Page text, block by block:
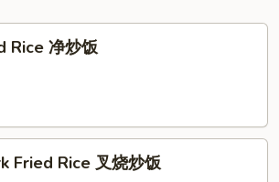
Rice 净炒饭
Fried Rice 叉烧炒饭